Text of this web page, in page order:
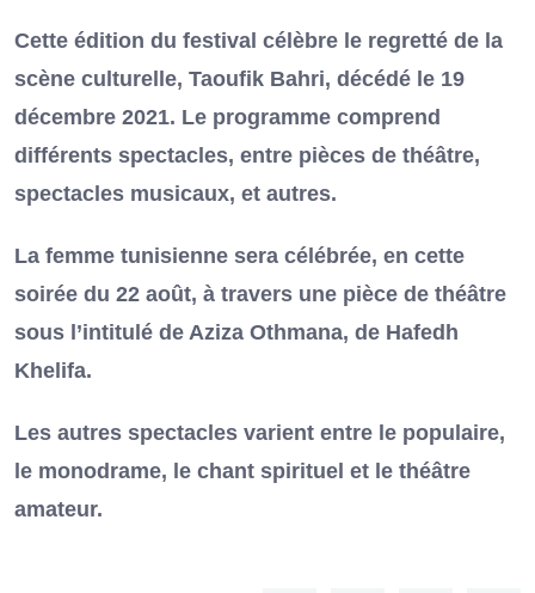
Cette édition du festival célèbre le regretté de la
scène culturelle, Taoufik Bahri, décédé le 19
décembre 2021. Le programme comprend
différents spectacles, entre pièces de théâtre,
spectacles musicaux, et autres.
La femme tunisienne sera célébrée, en cette
soirée du 22 août, à travers une pièce de théâtre
sous l’intitulé de Aziza Othmana, de Hafedh
Khelifa.
Les autres spectacles varient entre le populaire,
le monodrame, le chant spirituel et le théâtre
amateur.